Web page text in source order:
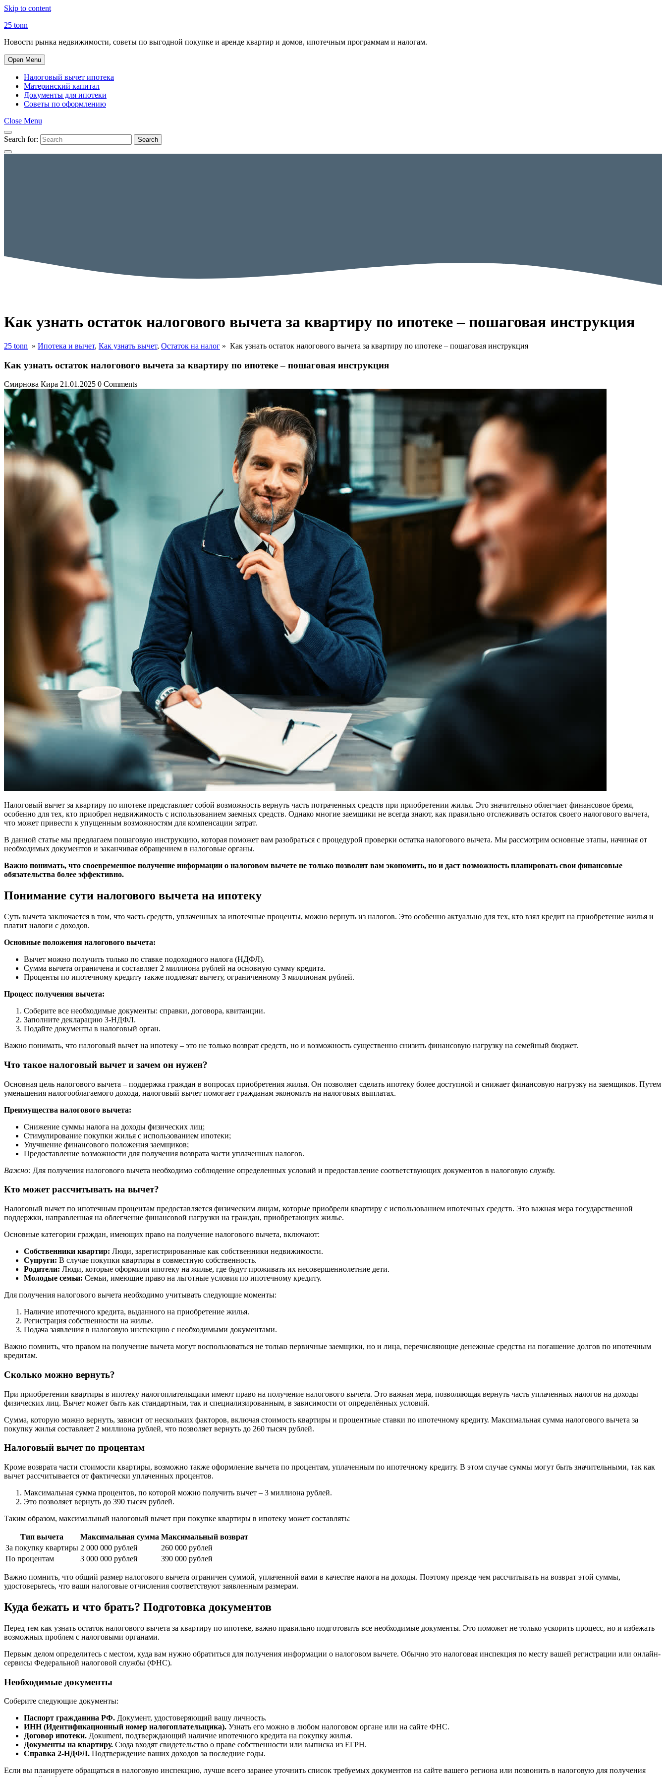
Skip to content
25 tonn
Новости рынка недвижимости, советы по выгодной покупке и аренде квартир и домов, ипотечным программам и налогам.
Open Menu
Налоговый вычет ипотека
Материнский капитал
Документы для ипотеки
Советы по оформлению
Close Menu
Search for: Search
Как узнать остаток налогового вычета за квартиру по ипотеке – пошаговая инструкция
25 tonn » Ипотека и вычет, Как узнать вычет, Остаток на налог » Как узнать остаток налогового вычета за квартиру по ипотеке – пошаговая инструкция
Как узнать остаток налогового вычета за квартиру по ипотеке – пошаговая инструкция
Смирнова Кира 21.01.2025 0 Comments
Налоговый вычет за квартиру по ипотеке представляет собой возможность вернуть часть потраченных средств при приобретении жилья. Это значительно облегчает финансовое бремя,
особенно для тех, кто приобрел недвижимость с использованием заемных средств. Однако многие заемщики не всегда знают, как правильно отслеживать остаток своего налогового вычета,
что может привести к упущенным возможностям для компенсации затрат.
В данной статье мы предлагаем пошаговую инструкцию, которая поможет вам разобраться с процедурой проверки остатка налогового вычета. Мы рассмотрим основные этапы, начиная от
необходимых документов и заканчивая обращением в налоговые органы.
Важно понимать, что своевременное получение информации о налоговом вычете не только позволит вам экономить, но и даст возможность планировать свои финансовые
обязательства более эффективно.
Понимание сути налогового вычета на ипотеку
Суть вычета заключается в том, что часть средств, уплаченных за ипотечные проценты, можно вернуть из налогов. Это особенно актуально для тех, кто взял кредит на приобретение жилья и
платит налоги с доходов.
Основные положения налогового вычета:
Вычет можно получить только по ставке подоходного налога (НДФЛ).
Сумма вычета ограничена и составляет 2 миллиона рублей на основную сумму кредита.
Проценты по ипотечному кредиту также подлежат вычету, ограниченному 3 миллионам рублей.
Процесс получения вычета:
Соберите все необходимые документы: справки, договора, квитанции.
Заполните декларацию 3-НДФЛ.
Подайте документы в налоговый орган.
Важно понимать, что налоговый вычет на ипотеку – это не только возврат средств, но и возможность существенно снизить финансовую нагрузку на семейный бюджет.
Что такое налоговый вычет и зачем он нужен?
Основная цель налогового вычета – поддержка граждан в вопросах приобретения жилья. Он позволяет сделать ипотеку более доступной и снижает финансовую нагрузку на заемщиков. Путем
уменьшения налогооблагаемого дохода, налоговый вычет помогает гражданам экономить на налоговых выплатах.
Преимущества налогового вычета:
Снижение суммы налога на доходы физических лиц;
Стимулирование покупки жилья с использованием ипотеки;
Улучшение финансового положения заемщиков;
Предоставление возможности для получения возврата части уплаченных налогов.
Важно: Для получения налогового вычета необходимо соблюдение определенных условий и предоставление соответствующих документов в налоговую службу.
Кто может рассчитывать на вычет?
Налоговый вычет по ипотечным процентам предоставляется физическим лицам, которые приобрели квартиру с использованием ипотечных средств. Это важная мера государственной
поддержки, направленная на облегчение финансовой нагрузки на граждан, приобретающих жилье.
Основные категории граждан, имеющих право на получение налогового вычета, включают:
Собственники квартир: Люди, зарегистрированные как собственники недвижимости.
Супруги: В случае покупки квартиры в совместную собственность.
Родители: Люди, которые оформили ипотеку на жилье, где будут проживать их несовершеннолетние дети.
Молодые семьи: Семьи, имеющие право на льготные условия по ипотечному кредиту.
Для получения налогового вычета необходимо учитывать следующие моменты:
Наличие ипотечного кредита, выданного на приобретение жилья.
Регистрация собственности на жилье.
Подача заявления в налоговую инспекцию с необходимыми документами.
Важно помнить, что правом на получение вычета могут воспользоваться не только первичные заемщики, но и лица, перечисляющие денежные средства на погашение долгов по ипотечным
кредитам.
Сколько можно вернуть?
При приобретении квартиры в ипотеку налогоплательщики имеют право на получение налогового вычета. Это важная мера, позволяющая вернуть часть уплаченных налогов на доходы
физических лиц. Вычет может быть как стандартным, так и специализированным, в зависимости от определённых условий.
Сумма, которую можно вернуть, зависит от нескольких факторов, включая стоимость квартиры и процентные ставки по ипотечному кредиту. Максимальная сумма налогового вычета за
покупку жилья составляет 2 миллиона рублей, что позволяет вернуть до 260 тысяч рублей.
Налоговый вычет по процентам
Кроме возврата части стоимости квартиры, возможно также оформление вычета по процентам, уплаченным по ипотечному кредиту. В этом случае суммы могут быть значительными, так как
вычет рассчитывается от фактически уплаченных процентов.
Максимальная сумма процентов, по которой можно получить вычет – 3 миллиона рублей.
Это позволяет вернуть до 390 тысяч рублей.
Таким образом, максимальный налоговый вычет при покупке квартиры в ипотеку может составлять:
Тип вычета Максимальная сумма Максимальный возврат
За покупку квартиры 2 000 000 рублей
260 000 рублей
По процентам
3 000 000 рублей 390 000 рублей
Важно помнить, что общий размер налогового вычета ограничен суммой, уплаченной вами в качестве налога на доходы. Поэтому прежде чем рассчитывать на возврат этой суммы,
удостоверьтесь, что ваши налоговые отчисления соответствуют заявленным размерам.
Куда бежать и что брать? Подготовка документов
Перед тем как узнать остаток налогового вычета за квартиру по ипотеке, важно правильно подготовить все необходимые документы. Это поможет не только ускорить процесс, но и избежать
возможных проблем с налоговыми органами.
Первым делом определитесь с местом, куда вам нужно обратиться для получения информации о налоговом вычете. Обычно это налоговая инспекция по месту вашей регистрации или онлайн-
сервисы Федеральной налоговой службы (ФНС).
Необходимые документы
Соберите следующие документы:
Паспорт гражданина РФ. Документ, удостоверяющий вашу личность.
ИНН (Идентификационный номер налогоплательщика). Узнать его можно в любом налоговом органе или на сайте ФНС.
Договор ипотеки. Докument, подтверждающий наличие ипотечного кредита на покупку жилья.
Документы на квартиру. Сюда входят свидетельство о праве собственности или выписка из ЕГРН.
Справка 2-НДФЛ. Подтверждение ваших доходов за последние годы.
Если вы планируете обращаться в налоговую инспекцию, лучше всего заранее уточнить список требуемых документов на сайте вашего региона или позвонить в налоговую для получения